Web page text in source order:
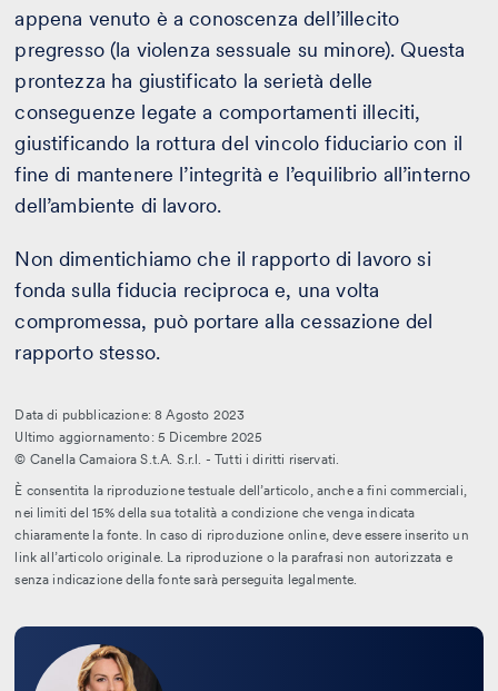
appena venuto è a conoscenza dell’illecito
pregresso (la violenza sessuale su minore). Questa
prontezza ha giustificato la serietà delle
conseguenze legate a comportamenti illeciti,
giustificando la rottura del vincolo fiduciario con il
fine di mantenere l’integrità e l’equilibrio all’interno
dell’ambiente di lavoro.
Non dimentichiamo che il rapporto di lavoro si
fonda sulla fiducia reciproca e, una volta
compromessa, può portare alla cessazione del
rapporto stesso.
Data di pubblicazione: 8 Agosto 2023
Ultimo aggiornamento: 5 Dicembre 2025
© Canella Camaiora S.t.A. S.r.l. - Tutti i diritti riservati.
È consentita la riproduzione testuale dell’articolo, anche a fini commerciali,
nei limiti del 15% della sua totalità a condizione che venga indicata
chiaramente la fonte. In caso di riproduzione online, deve essere inserito un
link all’articolo originale. La riproduzione o la parafrasi non autorizzata e
senza indicazione della fonte sarà perseguita legalmente.
Leggi
bio